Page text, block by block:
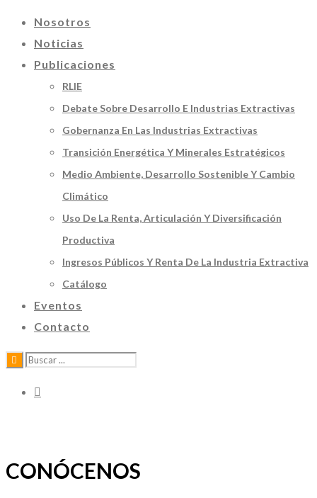
Nosotros
Noticias
Publicaciones
RLIE
Debate Sobre Desarrollo E Industrias Extractivas
Gobernanza En Las Industrias Extractivas
Transición Energética Y Minerales Estratégicos
Medio Ambiente, Desarrollo Sostenible Y Cambio
Climático
Uso De La Renta, Articulación Y Diversificación
Productiva
Ingresos Públicos Y Renta De La Industria Extractiva
Catálogo
Eventos
Contacto
CONÓCENOS